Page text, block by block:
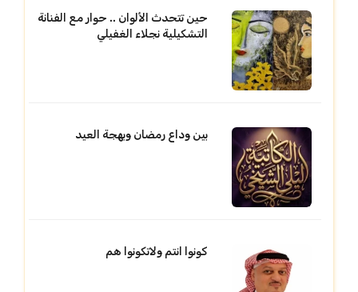
حين تتحدث الألوان .. حوار مع الفنانة
التشكيلية نجلاء الغفيلي
بين وداع رمضان وبهجة العيد
كونوا انتم ولاتكونوا هم